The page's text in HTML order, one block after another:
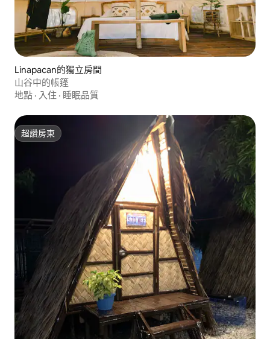
Linapacan的獨立房間
山谷中的帳篷
地點 · 入住 · 睡眠品質
超讚房東
超讚房東